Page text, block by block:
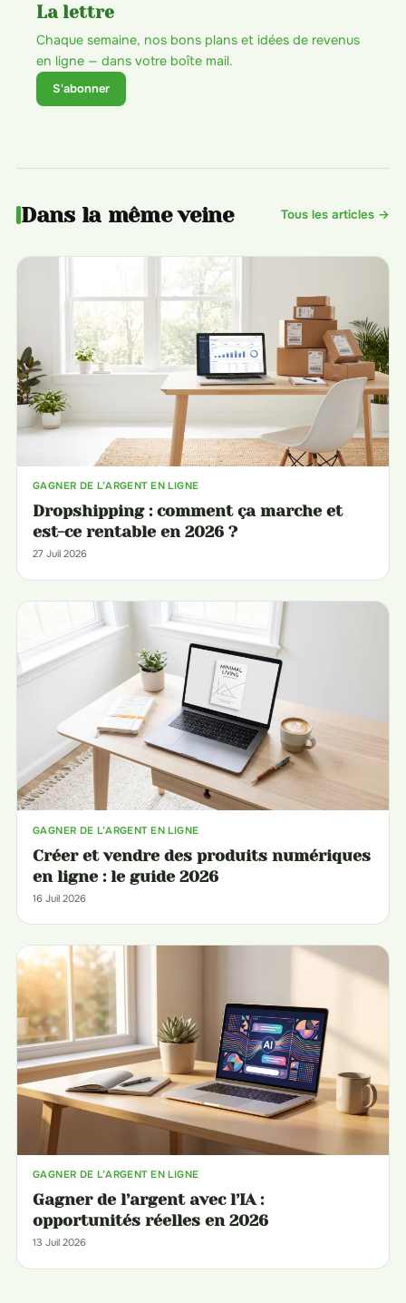
La lettre
Chaque semaine, nos bons plans et idées de revenus
en ligne — dans votre boîte mail.
S'abonner
Dans la même veine Tous les articles →
GAGNER DE L’ARGENT EN LIGNE
Dropshipping : comment ça marche et
est-ce rentable en 2026 ?
27 Juil 2026
GAGNER DE L’ARGENT EN LIGNE
Créer et vendre des produits numériques
en ligne : le guide 2026
16 Juil 2026
GAGNER DE L’ARGENT EN LIGNE
Gagner de l’argent avec l’IA :
opportunités réelles en 2026
13 Juil 2026